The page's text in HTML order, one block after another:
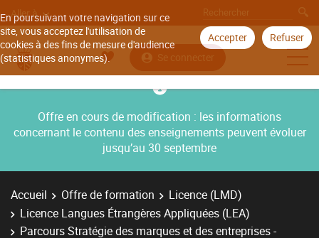
En poursuivant votre navigation sur ce
site, vous acceptez l'utilisation de
cookies à des fins de mesure d'audience
(statistiques anonymes).
Accepter Refuser
Aller à
Se connecter
Offre en cours de modification : les informations
concernant le contenu des enseignements peuvent évoluer
jusqu’au 30 septembre
Accueil Offre de formation
Licence (LMD)
Licence Langues Étrangères Appliquées (LEA)
Parcours Stratégie des marques et des entreprises -